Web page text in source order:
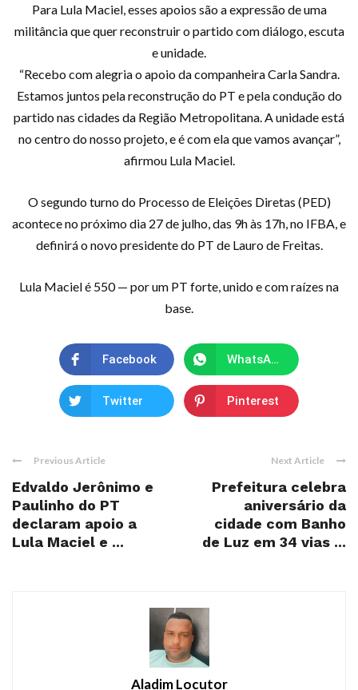
Para Lula Maciel, esses apoios são a expressão de uma
militância que quer reconstruir o partido com diálogo, escuta
e unidade.
“Recebo com alegria o apoio da companheira Carla Sandra.
Estamos juntos pela reconstrução do PT e pela condução do
partido nas cidades da Região Metropolitana. A unidade está
no centro do nosso projeto, e é com ela que vamos avançar”,
afirmou Lula Maciel.
O segundo turno do Processo de Eleições Diretas (PED)
acontece no próximo dia 27 de julho, das 9h às 17h, no IFBA, e
definirá o novo presidente do PT de Lauro de Freitas.
Lula Maciel é 550 — por um PT forte, unido e com raízes na
base.
Facebook WhatsApp
Twitter Pinterest
Previous Article
Edvaldo Jerônimo e
Paulinho do PT
declaram apoio a
Lula Maciel e ...
Next Article
Prefeitura celebra
aniversário da
cidade com Banho
de Luz em 34 vias ...
Aladim Locutor